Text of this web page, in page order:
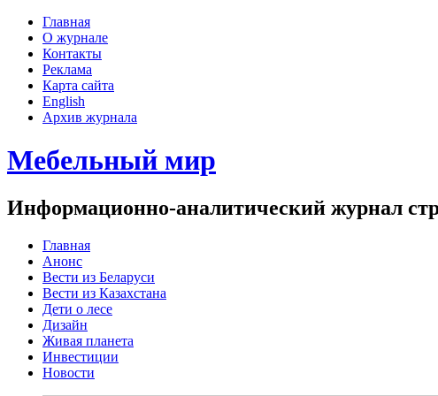
Главная
О журнале
Контакты
Реклама
Карта сайта
English
Архив журнала
Мебельный мир
Информационно-аналитический журнал
Главная
Анонс
Вести из Беларуси
Вести из Казахстана
Дети о лесе
Дизайн
Живая планета
Инвестиции
Новости